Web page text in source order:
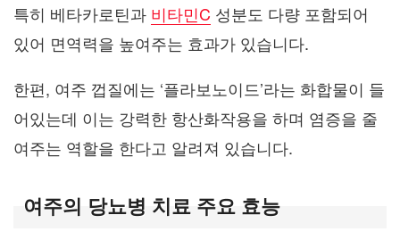
특히 베타카로틴과 비타민C 성분도 다량 포함되어
있어 면역력을 높여주는 효과가 있습니다.
한편, 여주 껍질에는 ‘플라보노이드’라는 화합물이 들
어있는데 이는 강력한 항산화작용을 하며 염증을 줄
여주는 역할을 한다고 알려져 있습니다.
여주의 당뇨병 치료 주요 효능